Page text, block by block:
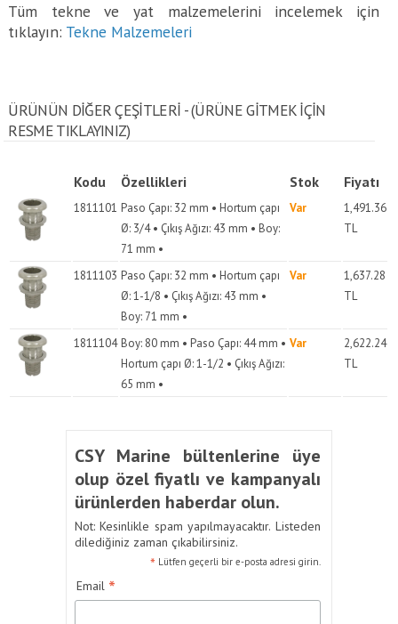
Tüm tekne ve yat malzemelerini incelemek için
tıklayın: Tekne Malzemeleri
ÜRÜNÜN DİĞER ÇEŞİTLERİ - (ÜRÜNE GITMEK IÇIN
RESME TIKLAYINIZ)
Kodu Özellikleri Stok Fiyatı
1811101 Paso Çapı: 32 mm • Hortum çapı
Ø: 3/4 • Çıkış Ağızı: 43 mm • Boy:
71 mm •
Var
1,491.36
TL
1811103 Paso Çapı: 32 mm • Hortum çapı
Ø: 1-1/8 • Çıkış Ağızı: 43 mm •
Boy: 71 mm •
Var
1,637.28
TL
1811104 Boy: 80 mm • Paso Çapı: 44 mm •
Hortum çapı Ø: 1-1/2 • Çıkış Ağızı:
65 mm •
Var
2,622.24
TL
CSY Marine bültenlerine üye
olup özel fiyatlı ve kampanyalı
ürünlerden haberdar olun.
Not: Kesinlikle spam yapılmayacaktır. Listeden
dilediğiniz zaman çıkabilirsiniz.
* Lütfen geçerli bir e-posta adresi girin.
Email *